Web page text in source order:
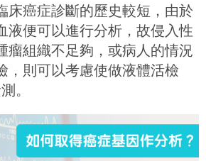
床癌症診斷的歷史較短，由於
液便可以進行分析，故侵入性
瘤組織不足夠，或病人的情況
，則可以考慮使做液體活檢
。